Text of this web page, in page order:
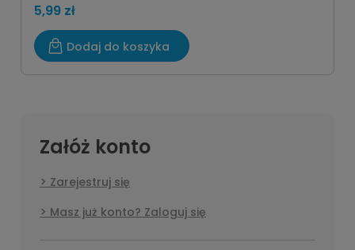
5,99 zł
Dodaj do koszyka
Załóż konto
Zarejestruj się
Masz już konto? Zaloguj się